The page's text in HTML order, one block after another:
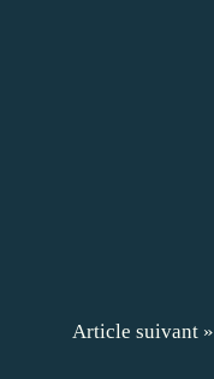
Article suivant »